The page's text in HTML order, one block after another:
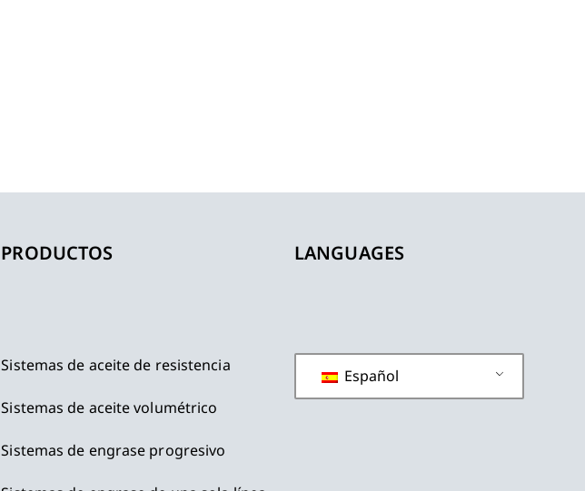
PRODUCTOS
Sistemas de aceite de resistencia
Sistemas de aceite volumétrico
Sistemas de engrase progresivo
LANGUAGES
Español